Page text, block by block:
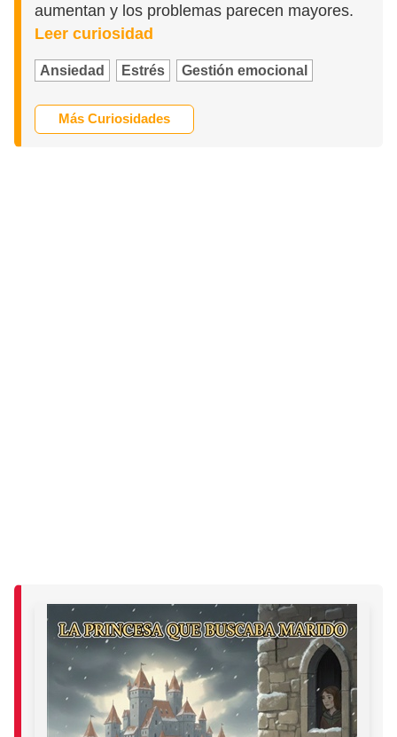
aumentan y los problemas parecen mayores.
Leer curiosidad
Ansiedad Estrés Gestión emocional
Más Curiosidades